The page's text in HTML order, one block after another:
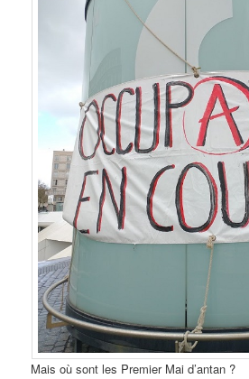
Mais où sont les Premier Mai d’antan ?